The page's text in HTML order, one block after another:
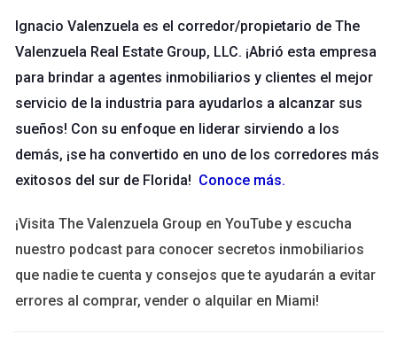
elegir una agencia. La forma en que una empresa trata a sus
empleados y clientes puede reflejarse directamente en los
servicios que ofrece. Una agencia con una cultura positiva
fomentará un ambiente colaborativo, lo cual se traduce en
creatividad e innovación.
organizacional
Algunos elementos que indican una buena cultura son:
Transparencia en la comunicación.
Oportunidades para el desarrollo profesional.
Ignacio Valenzuela es el corredor/propietario de The
Valenzuela Real Estate Group, LLC. ¡Abrió esta empresa
para brindar a agentes inmobiliarios y clientes el mejor
servicio de la industria para ayudarlos a alcanzar sus
sueños! Con su enfoque en liderar sirviendo a los
demás, ¡se ha convertido en uno de los corredores más
exitosos del sur de Florida! Conoce más.
¡Visita The Valenzuela Group en YouTube y escucha
nuestro podcast para conocer secretos inmobiliarios
que nadie te cuenta y consejos que te ayudarán a evitar
errores al comprar, vender o alquilar en Miami!